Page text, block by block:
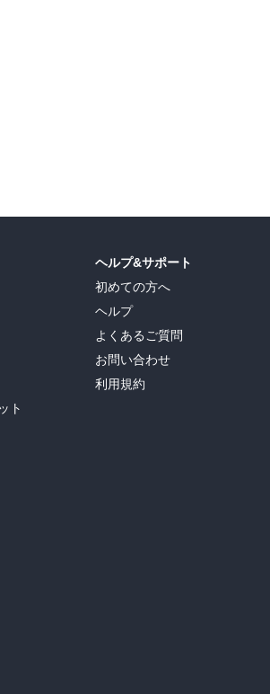
ト
ヘルプ&サポート
初めての方へ
ヘルプ
よくあるご質問
お問い合わせ
利用規約